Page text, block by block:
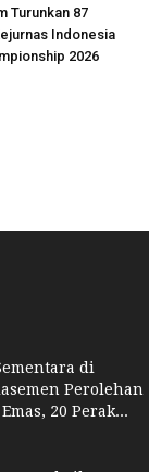
Turunkan 87
Indonesia
2026
di
Perolehan
20 Perak...